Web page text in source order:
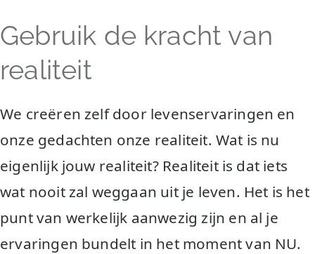
Gebruik de kracht van
realiteit
We creëren zelf door levenservaringen en
onze gedachten onze realiteit. Wat is nu
eigenlijk jouw realiteit? Realiteit is dat iets
wat nooit zal weggaan uit je leven. Het is het
punt van werkelijk aanwezig zijn en al je
ervaringen bundelt in het moment van NU.